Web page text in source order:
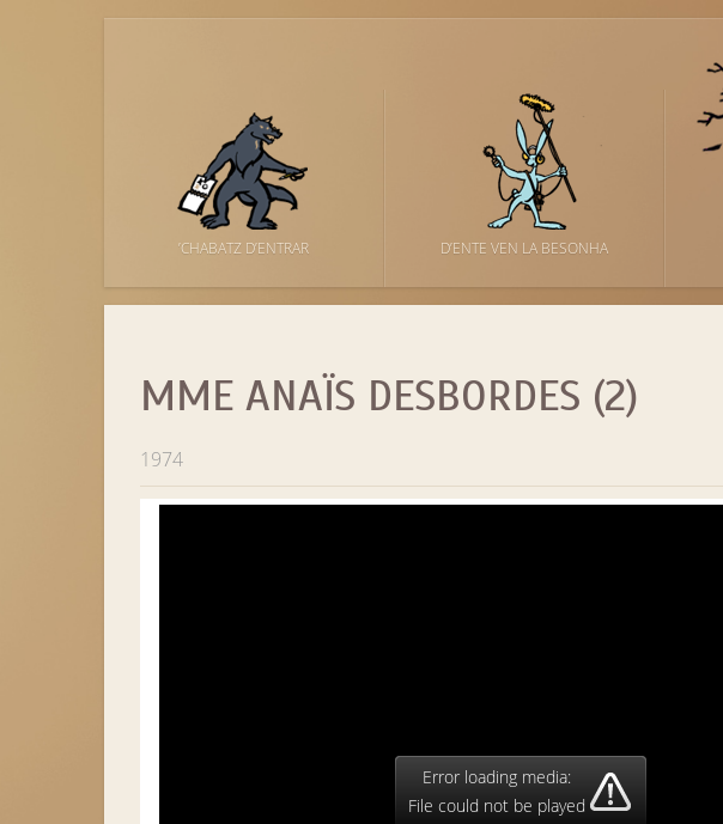
’CHABATZ D’ENTRAR D’ENTE VEN LA BESONHA
MME ANAÏS DESBORDES (2)
1974
Error loading media:
File could not be played